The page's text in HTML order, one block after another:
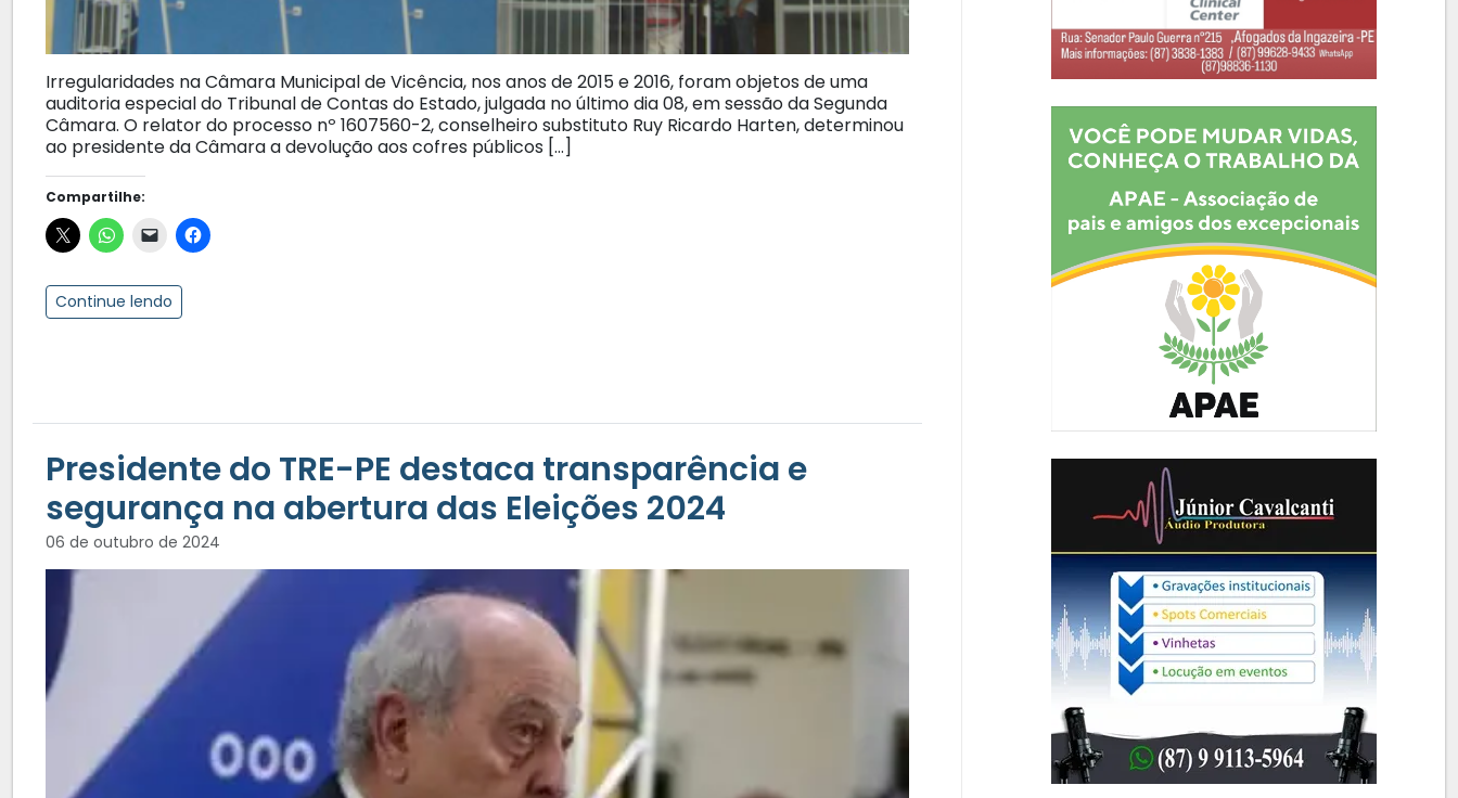
Irregularidades na Câmara Municipal de Vicência, nos anos de 2015 e 2016, foram objetos de uma
auditoria especial do Tribunal de Contas do Estado, julgada no último dia 08, em sessão da Segunda
Câmara. O relator do processo nº 1607560-2, conselheiro substituto Ruy Ricardo Harten, determinou
ao presidente da Câmara a devolução aos cofres públicos […]
Compartilhe:
Continue lendo
Presidente do TRE-PE destaca transparência e
segurança na abertura das Eleições 2024
06 de outubro de 2024